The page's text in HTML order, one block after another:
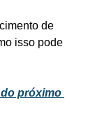
de
isso pode
próximo